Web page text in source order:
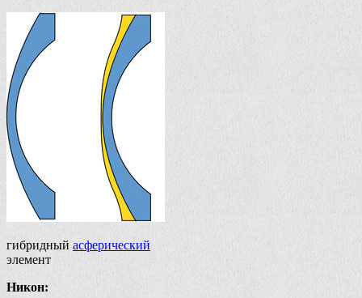
гибридный асферический
элемент
Никон: